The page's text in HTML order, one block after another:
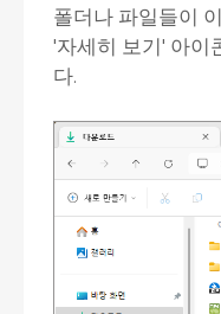
폴더나 파일들이
'자세히 보기' 아이
다.